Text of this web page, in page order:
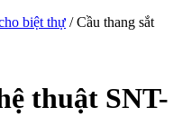
biệt thự / Cầu thang sắt
thuật SNT-